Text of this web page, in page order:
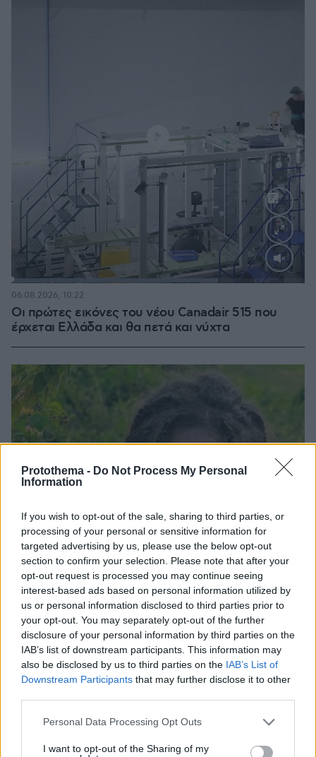
Protothema - Do Not Process My Personal
Information
If you wish to opt-out of the sale, sharing to third parties, or
processing of your personal or sensitive information for
targeted advertising by us, please use the below opt-out
section to confirm your selection. Please note that after your
opt-out request is processed you may continue seeing
interest-based ads based on personal information utilized by
us or personal information disclosed to third parties prior to
your opt-out. You may separately opt-out of the further
disclosure of your personal information by third parties on the
IAB’s list of downstream participants. This information may
also be disclosed by us to third parties on the IAB’s List of
Downstream Participants that may further disclose it to other
Please note that this website/app uses one or more Google
not limited to your visit or usage behaviour. You may click to
Personal Data Processing Opt Outs
I want to opt-out of the Sharing of my
Loaded
Οι πρώτες εικόνες του νέου Canadair 515 που
έρχεται Ελλάδα και θα πετά και νύχτα
06.08.2026, 10:22
Νεαρή γυναίκα με ακατέργαστη ομορφιά από την
Αιθιοπία έγινε viral, δείτε την εντυπωσιακή
μεταμόρφωσή της από μακιγιέρ
06.08.2026, 09:18